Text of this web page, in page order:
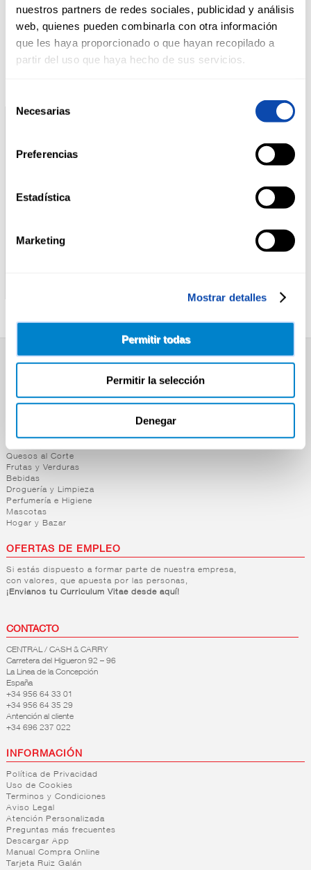
nuestros partners de redes sociales, publicidad y análisis
web, quienes pueden combinarla con otra información
que les haya proporcionado o que hayan recopilado a
partir del uso que haya hecho de sus servicios.
Necesarias
Preferencias
Estadística
Marketing
Mostrar detalles
Permitir todas
Permitir la selección
Denegar
PERFUMERÍA
E HIGIENE
HOGAR
Productos relacionados
Desayuno y Merienda
Carnicería
Charcutería
Quesos al Corte
Frutas y Verduras
Bebidas
Droguería y Limpieza
Perfumería e Higiene
Mascotas
Hogar y Bazar
OFERTAS DE EMPLEO
Si estás dispuesto a formar parte de nuestra empresa,
con valores, que apuesta por las personas,
¡Envianos tu Curriculum Vitae desde aquí!
CONTACTO
CENTRAL / CASH & CARRY
Carretera del Higueron 92 – 96
La Linea de la Concepción
España
+34 956 64 33 01
+34 956 64 35 29
Antención al cliente
+34 696 237 022
INFORMACIÓN
Política de Privacidad
Uso de Cookies
Terminos y Condiciones
Aviso Legal
Atención Personalizada
Preguntas más frecuentes
Descargar App
Manual Compra Online
Tarjeta Ruiz Galán